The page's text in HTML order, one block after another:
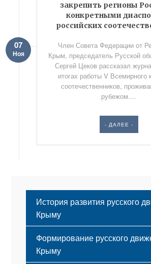
закрепить регионы
конкретными
российских
07
Ноя
Член Совета Федерации от
Крым, председатель Русской
Сергей Цеков рассказал
итогах работы V Всемирного
соотечественников,
рубежом....
- ДАЛЕЕ -
История развития русского
Крыму
Формирование русского
Крыму